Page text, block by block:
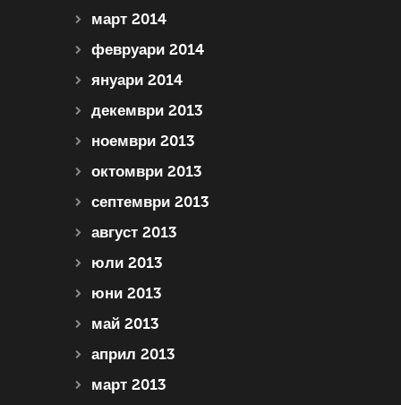
март 2014
февруари 2014
януари 2014
декември 2013
ноември 2013
октомври 2013
септември 2013
август 2013
юли 2013
юни 2013
май 2013
април 2013
март 2013